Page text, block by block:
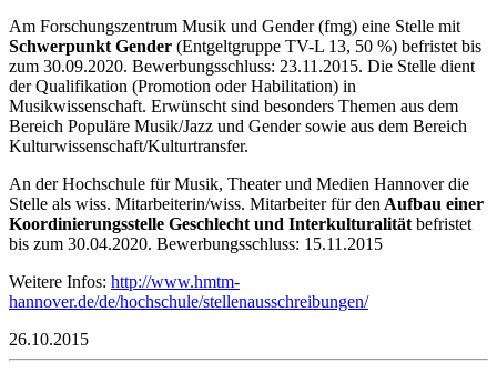
Am Forschungszentrum Musik und Gender (fmg) eine Stelle mit
Schwerpunkt Gender (Entgeltgruppe TV-L 13, 50 %) befristet bis
zum 30.09.2020. Bewerbungsschluss: 23.11.2015. Die Stelle dient
der Qualifikation (Promotion oder Habilitation) in
Musikwissenschaft. Erwünscht sind besonders Themen aus dem
Bereich Populäre Musik/Jazz und Gender sowie aus dem Bereich
Kulturwissenschaft/Kulturtransfer.
An der Hochschule für Musik, Theater und Medien Hannover die
Stelle als wiss. Mitarbeiterin/wiss. Mitarbeiter für den Aufbau einer
Koordinierungsstelle Geschlecht und Interkulturalität befristet
bis zum 30.04.2020. Bewerbungsschluss: 15.11.2015
Weitere Infos: http://www.hmtm-
hannover.de/de/hochschule/stellenausschreibungen/
26.10.2015